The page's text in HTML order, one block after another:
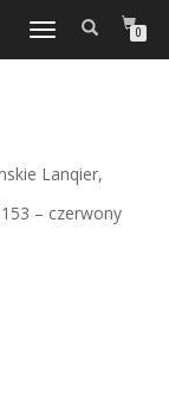
WŁĄCZ
NAWIGACJĘ
0
Lanqier,
– czerwony